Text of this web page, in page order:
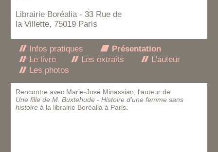
Librairie Boréalia - 33 Rue de
la Villette, 75019 Paris
Infos pratiques
Présentation
Le livre
Les extraits
L'auteur
Les photos
Rencontre avec Marie-José Minassian, l'auteur de
Une fille de M. Buxtehude - Histoire d'une femme sans
histoire à la librairie Boréalia à Paris.